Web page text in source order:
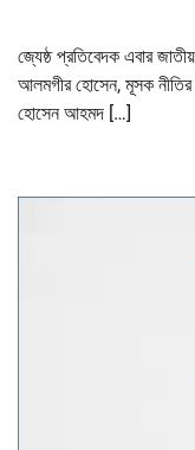
জ্যেষ্ঠ প্রতিবেদক এবার
আলমগীর হোসেন, মূসক
হোসেন আহমদ […]